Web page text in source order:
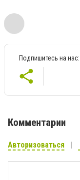
Подпишитесь на нас:
Комментарии
Авторизоваться